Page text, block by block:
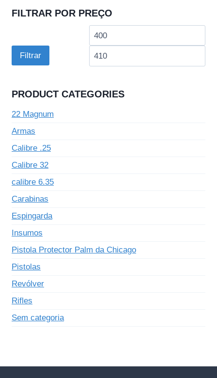
FILTRAR POR PREÇO
Preço
Filtrar
PRODUCT CATEGORIES
22 Magnum
Armas
Calibre .25
Calibre 32
calibre 6.35
Carabinas
Espingarda
Insumos
Pistola Protector Palm da Chicago
Pistolas
Revólver
Rifles
Sem categoria